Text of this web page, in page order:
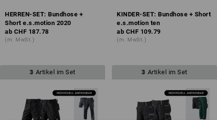
HERREN-SET: Bundhose +
Short e.s.motion 2020
ab CHF 187.78
(m. MwSt.)
KINDER-SET: Bundhose + Short
e.s.motion ten
ab CHF 109.79
(m. MwSt.)
3 Artikel im Set 3 Artikel im Set